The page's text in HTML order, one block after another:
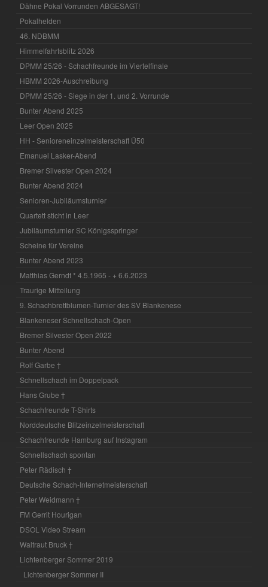
Dähne Pokal Vorrunden ABGESAGT!
Pokalhelden
46. NDBMM
Himmelfahrtsblitz 2026
DPMM 25/26 - Schachfreunde im Viertelfinale
HBMM 2026-Auschreibung
DPMM 25/26 - Siege in der 1. und 2. Vorrunde
Bunter Abend 2025
Leer Open 2025
HH - Senioreneinzelmeisterschaft Ü50
Emanuel Lasker-Abend
Bremer Silvester Open 2024
Bunter Abend 2024
Senioren-Jubiläumsturnier
Quartett sticht in Leer
Jubiläumsturnier SC Königsspringer
Scheine für Vereine
Bunter Abend 2023
Matthias Gerndt * 4.5.1965 - + 6.6.2023
Traurige Mitteilung
9. Schachbrettblumen-Turnier des SV Blankenese
Blankeneser Schnellschach-Open
Bremer Silvester Open 2022
Bunter Abend
Rolf Garbe †
Schnellschach im Doppelpack
Hans Grube †
Schachfreunde T-Shirts
Norddeutsche Blitzeinzelmeisterschaft
Schachfreunde Hamburg auf Instagram
Schnellschach spontan
Peter Rädisch †
Deutsche Schach-Internetmeisterschaft
Peter Weidmann †
FM Gerrit Hourigan
DSOL Video Stream
Waltraut Bruck †
Lichtenberger Sommer 2019
Lichtenberger Sommer II